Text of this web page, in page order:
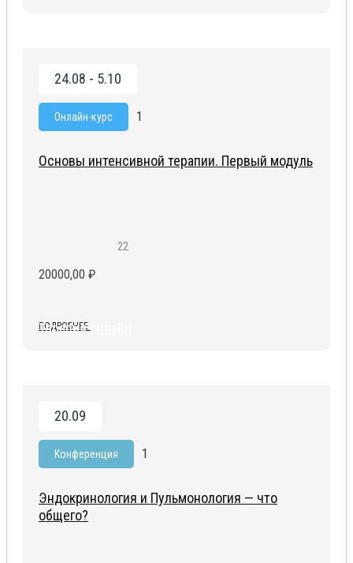
24.08 - 5.10
Онлайн-курс 1
22
Основы интенсивной терапии. Первый модуль
20000,00 ₽
ПОДРОБНЕЕ
20.09
Kонференция 1
Терапия онлайн
Эндокринология и Пульмонология — что
общего?